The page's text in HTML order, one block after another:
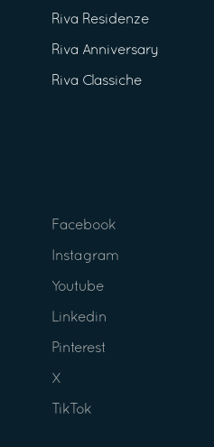
Riva Residenze
Riva Anniversary
Riva Classiche
Facebook
Instagram
Youtube
Linkedin
Pinterest
X
TikTok